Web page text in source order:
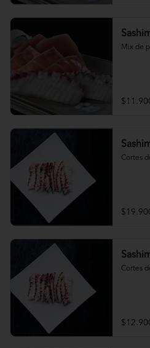
Mix de
Cortes
Cortes